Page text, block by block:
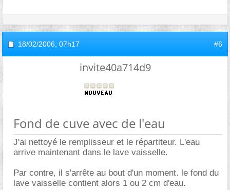
18/02/2006, 07h17 #6
invite40a714d9
Fond de cuve avec de l'eau
J'ai nettoyé le remplisseur et le répartiteur. L'eau
arrive maintenant dans le lave vaisselle.
Par contre, il s'arrête au bout d'un moment. le fond du
lave vaisselle contient alors 1 ou 2 cm d'eau.